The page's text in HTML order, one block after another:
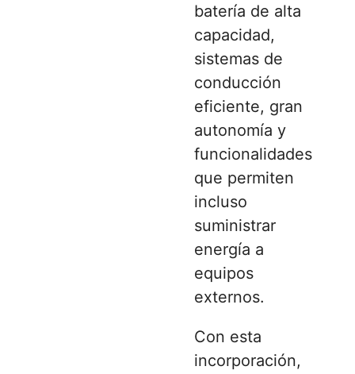
batería de alta
capacidad,
sistemas de
conducción
eficiente, gran
autonomía y
funcionalidades
que permiten
incluso
suministrar
energía a
equipos
externos.
Con esta
incorporación,